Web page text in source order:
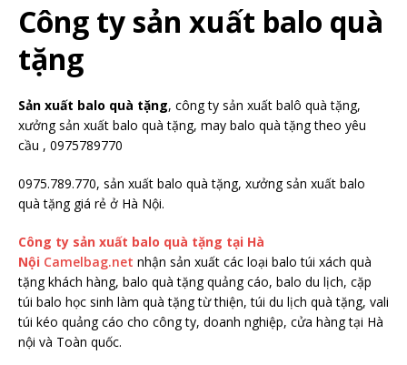
Công ty sản xuất balo quà
tặng
Sản xuất balo quà tặng, công ty sản xuất balô quà tặng,
xưởng sản xuất balo quà tặng, may balo quà tặng theo yêu
cầu , 0975789770
0975.789.770, sản xuất balo quà tặng, xưởng sản xuất balo
quà tặng giá rẻ ở Hà Nội.
Công ty sản xuất balo quà tặng tại Hà
Nội Camelbag.net nhận sản xuất các loại balo túi xách quà
tặng khách hàng, balo quà tặng quảng cáo, balo du lịch, cặp
túi balo học sinh làm quà tặng từ thiện, túi du lịch quà tặng, vali
túi kéo quảng cáo cho công ty, doanh nghiệp, cửa hàng tại Hà
nội và Toàn quốc.